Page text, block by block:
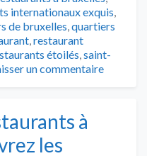
internationaux exquis,
de bruxelles,quartiers
,restaurant
étoilés,saint-
un commentaire
à
les